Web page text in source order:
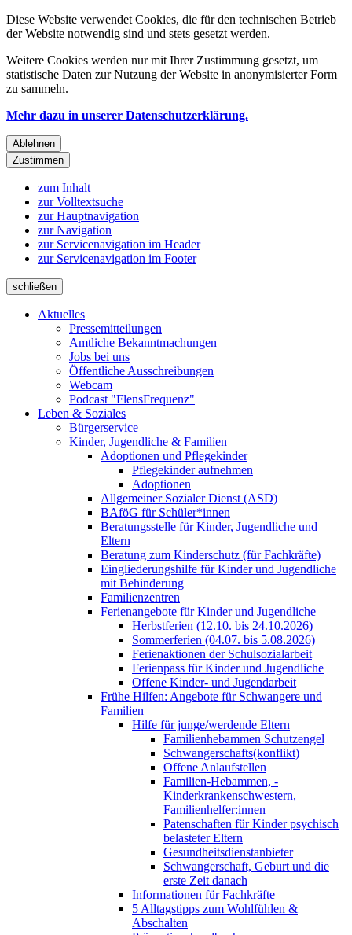
Diese Website verwendet Cookies, die für den technischen Betrieb
der Website notwendig sind und stets gesetzt werden.
Weitere Cookies werden nur mit Ihrer Zustimmung gesetzt, um
statistische Daten zur Nutzung der Website in anonymisierter Form
zu sammeln.
Mehr dazu in unserer Datenschutzerklärung.
Ablehnen
Zustimmen
zum Inhalt
zur Volltextsuche
zur Hauptnavigation
zur Navigation
zur Servicenavigation im Header
zur Servicenavigation im Footer
schließen
Aktuelles
Pressemitteilungen
Amtliche Bekanntmachungen
Jobs bei uns
Öffentliche Ausschreibungen
Webcam
Podcast "FlensFrequenz"
Leben & Soziales
Bürgerservice
Kinder, Jugendliche & Familien
Adoptionen und Pflegekinder
Pflegekinder aufnehmen
Adoptionen
Allgemeiner Sozialer Dienst (ASD)
BAföG für Schüler*innen
Beratungsstelle für Kinder, Jugendliche und
Eltern
Beratung zum Kinderschutz (für Fachkräfte)
Eingliederungshilfe für Kinder und Jugendliche
mit Behinderung
Familienzentren
Ferienangebote für Kinder und Jugendliche
Herbstferien (12.10. bis 24.10.2026)
Sommerferien (04.07. bis 5.08.2026)
Ferienaktionen der Schulsozialarbeit
Ferienpass für Kinder und Jugendliche
Offene Kinder- und Jugendarbeit
Frühe Hilfen: Angebote für Schwangere und
Familien
Hilfe für junge/werdende Eltern
Familienhebammen Schutzengel
Schwangerschafts(konflikt)
Offene Anlaufstellen
Familien-Hebammen, -
Kinderkrankenschwestern,
Familienhelfer:innen
Patenschaften für Kinder psychisch
belasteter Eltern
Gesundheitsdienstanbieter
Schwangerschaft, Geburt und die
erste Zeit danach
Informationen für Fachkräfte
5 Alltagstipps zum Wohlfühlen &
Abschalten